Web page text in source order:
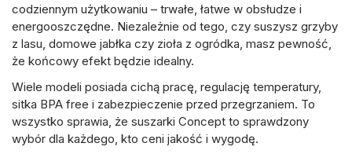
codziennym użytkowaniu – trwałe, łatwe w obsłudze i
energooszczędne. Niezależnie od tego, czy suszysz grzyby
z lasu, domowe jabłka czy zioła z ogródka, masz pewność,
że końcowy efekt będzie idealny.
Wiele modeli posiada cichą pracę, regulację temperatury,
sitka BPA free i zabezpieczenie przed przegrzaniem. To
wszystko sprawia, że suszarki Concept to sprawdzony
wybór dla każdego, kto ceni jakość i wygodę.